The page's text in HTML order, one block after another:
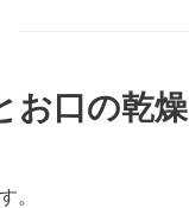
お口の乾燥
。